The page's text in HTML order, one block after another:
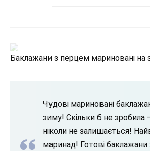
Баклажани з перцем мариновані на
Чудові мариновані
зиму! Скільки б не зробила
ніколи не залишається!
маринад! Готові